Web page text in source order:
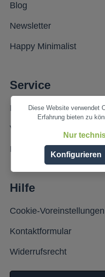
Blog
Newsletter
Happy Minimalist
Service
Fragen und Antworten
Versand- und
Partner werden
Hilfe
Cookie-Voreinstellungen
Kontaktformular
Widerrufsrecht
Diese Website verwendet
Erfahrung bieten zu
Nur
Konfigurieren